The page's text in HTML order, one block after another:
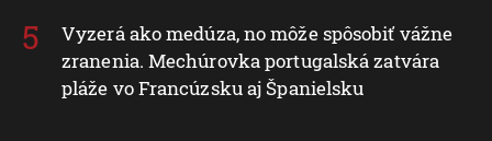
Vyzerá ako medúza, no môže spôsobiť vážne
zranenia. Mechúrovka portugalská zatvára
pláže vo Francúzsku aj Španielsku